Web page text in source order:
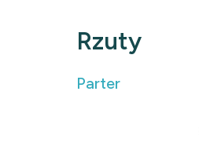
Rzuty
Parter